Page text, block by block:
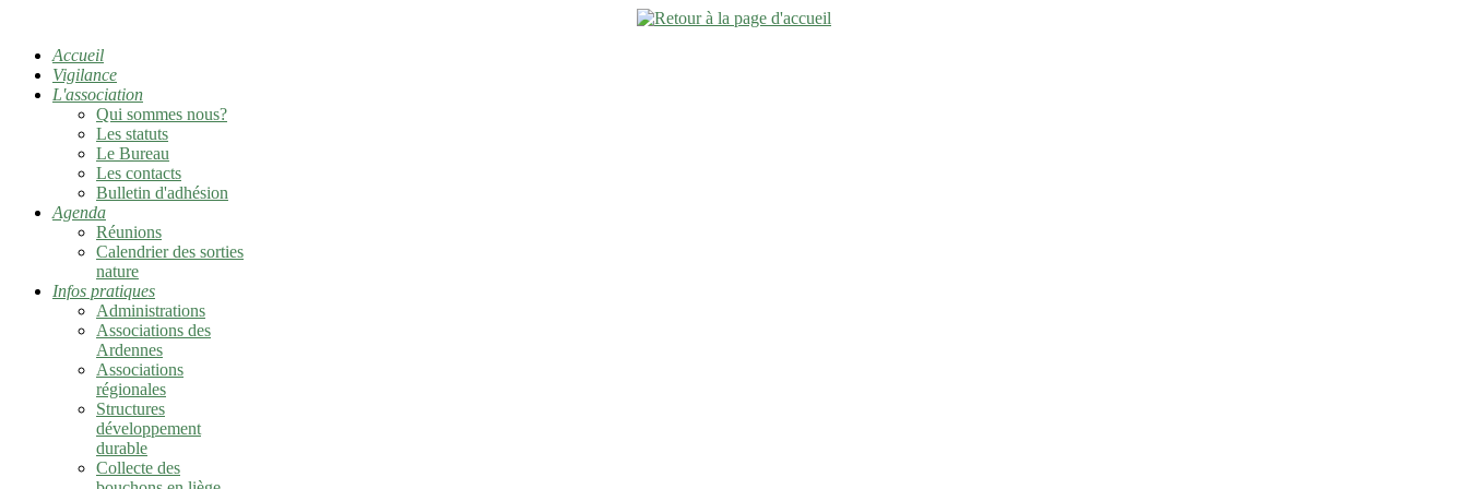
Accueil
Vigilance
L'association
Qui sommes nous?
Les statuts
Le Bureau
Les contacts
Bulletin d'adhésion
Agenda
Réunions
Calendrier des sorties
nature
Infos pratiques
Administrations
Associations des
Ardennes
Associations
régionales
Structures
développement
durable
Collecte des